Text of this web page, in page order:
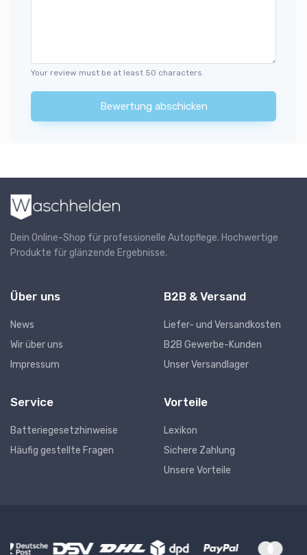
Your review must be at least 50 characters.
Bewertung abschicken
Dein Online-Shop für professionelle Autopflege. Hochwertige
Produkte für glänzende Ergebnisse.
Über uns
News
Wir über uns
Impressum
B2B & Versand
Liefer- und Versandkosten
B2B Gewerbe-Kunden
Unser Versandlager
Service
Batteriegesetzhinweise
Häufig gestellte Fragen
Vorteile
Lexikon
Sichere Zahlung
Unsere Vorteile